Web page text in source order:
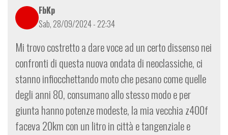
bce4-
a6251d7403a8%
di
giangiweb
FbKp
Sab, 28/09/2024 - 22:34
Mi trovo costretto a dare voce ad un certo dissenso nei
confronti di questa nuova ondata di neoclassiche, ci
stanno infiocchettando moto che pesano come quelle
degli anni 80, consumano allo stesso modo e per
giunta hanno potenze modeste, la mia vecchia z400f
faceva 20km con un litro in città e tangenziale e